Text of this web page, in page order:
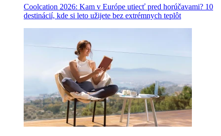
Coolcation 2026: Kam v Európe utiecť pred horúčavami? 10
destinácií, kde si leto užijete bez extrémnych teplôt